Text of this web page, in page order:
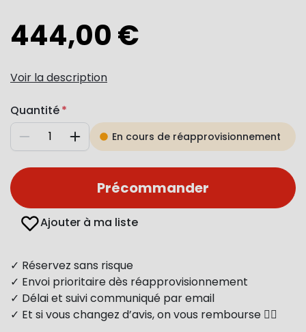
444,00 €
Voir la description
Quantité
Diminuer AugmenterEn cours de réapprovisionnement
Précommander
Ajouter à ma liste
✓ Réservez sans risque
✓ Envoi prioritaire dès réapprovisionnement
✓ Délai et suivi communiqué par email
✓ Et si vous changez d’avis, on vous rembourse 👍🏻